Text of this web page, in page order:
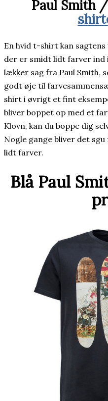
Paul Smith
En hvid t-shirt kan
der er smidt lidt farver ind
lækker sag fra Paul Smith,
godt øje til
shirt i øvrigt et fint
bliver boppet op med et
Klovn, kan du boppe dig
Nogle gange bliver det
lidt farver.
Blå Paul